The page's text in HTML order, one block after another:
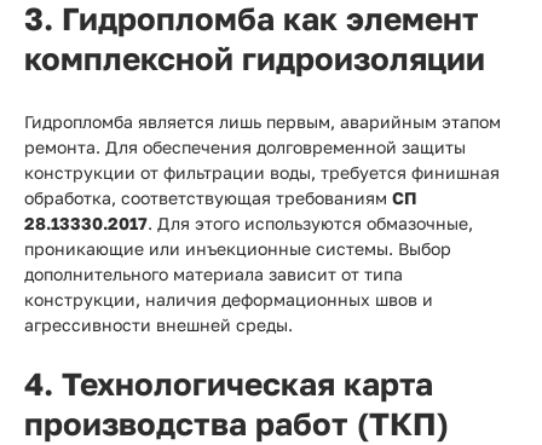
3. Гидропломба как элемент
комплексной гидроизоляции
Гидропломба является лишь первым, аварийным этапом
ремонта. Для обеспечения долговременной защиты
конструкции от фильтрации воды, требуется финишная
обработка, соответствующая требованиям СП
28.13330.2017. Для этого используются обмазочные,
проникающие или инъекционные системы. Выбор
дополнительного материала зависит от типа
конструкции, наличия деформационных швов и
агрессивности внешней среды.
4. Технологическая карта
производства работ (ТКП)